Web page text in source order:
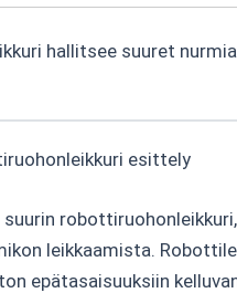
hallitsee suuret
esittely
suurin
leikkaamista.
epätasaisuuksiin